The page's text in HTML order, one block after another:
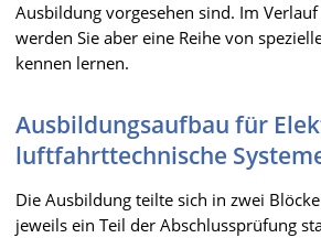
Ausbildung vorgesehen sind. Im
werden Sie aber eine Reihe von
kennen lernen.
Ausbildungsaufbau für
luftfahrttechnische
Die Ausbildung teilte sich in zwei
jeweils ein Teil der Abschlussprüfung